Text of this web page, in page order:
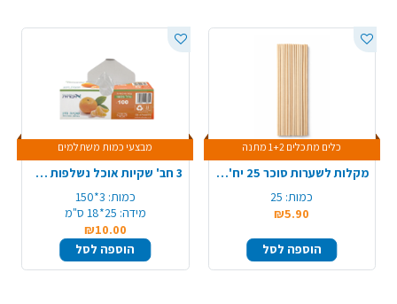
כלים מתכלים 1+2 מתנה
מקלות לשערות סוכר 25 יח' - טבעי
כמות: 25
₪5.90
הוספה לסל
מבצעי כמות משתלמים
3 חב' שקיות אוכל נשלפות 150 יח'
כמות: 3*150
מידה: 25*18 ס"מ
₪10.00
הוספה לסל